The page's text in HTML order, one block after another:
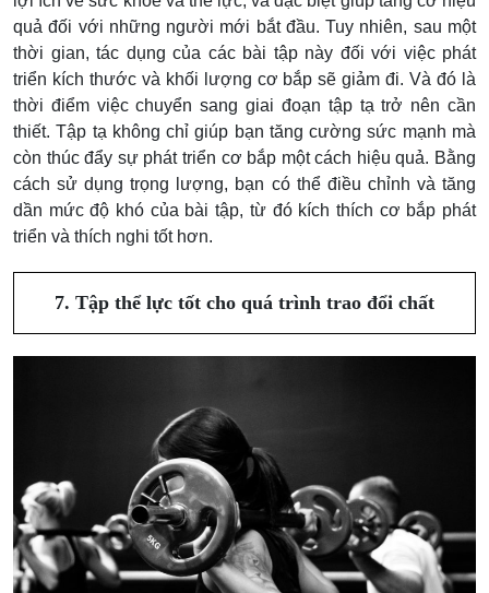
quả đối với những người mới bắt đầu. Tuy nhiên, sau một
thời gian, tác dụng của các bài tập này đối với việc phát
triển kích thước và khối lượng cơ bắp sẽ giảm đi.Và đó là
thời điểm việc chuyển sang giai đoạn tập tạ trở nên cần
thiết. Tập tạ không chỉ giúp bạn tăng cường sức mạnh mà
còn thúc đẩy sự phát triển cơ bắp một cách hiệu quả. Bằng
cách sử dụng trọng lượng, bạn có thể điều chỉnh và tăng
dần mức độ khó của bài tập, từ đó kích thích cơ bắp phát
triển và thích nghi tốt hơn.
7. Tập thể lực tốt cho quá trình trao đổi chất